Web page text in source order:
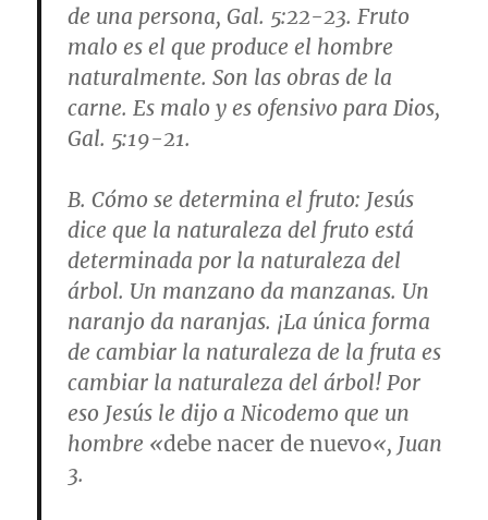
de una persona,Gal. 5:22-23. Fruto
malo es el que produce el hombre
naturalmente. Son las obras de la
carne. Es malo y es ofensivo para Dios,
Gal. 5:19-21.
B.Cómo se determina el fruto: Jesús
dice que la naturaleza del fruto está
determinada por la naturaleza del
árbol. Un manzano da manzanas. Un
naranjo da naranjas. ¡La única forma
de cambiar la naturaleza de la fruta es
cambiar la naturaleza del árbol! Por
eso Jesús le dijo a Nicodemo que un
hombre «debe nacer de nuevo«, Juan
3.